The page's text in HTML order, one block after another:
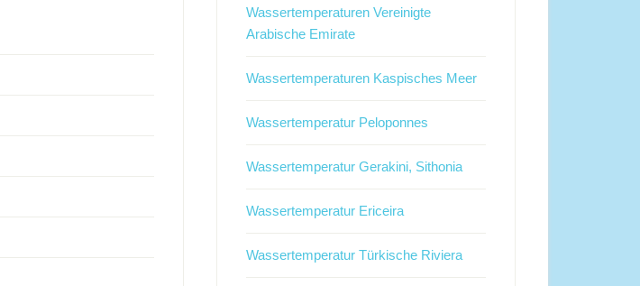
Wassertemperaturen Vereinigte
Arabische Emirate
Wassertemperaturen Kaspisches Meer
Wassertemperatur Peloponnes
Wassertemperatur Gerakini, Sithonia
Wassertemperatur Ericeira
Wassertemperatur Türkische Riviera